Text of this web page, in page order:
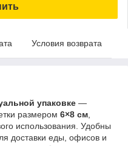
Условия возврата
упаковке —
размером 6×8 см
использования. Удобны
доставки еды, офисов и